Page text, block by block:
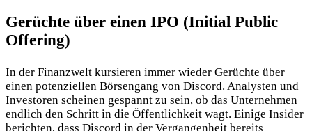
Gerüchte über einen IPO (Initial Public
Offering)
In der Finanzwelt kursieren immer wieder Gerüchte über
einen potenziellen Börsengang von Discord. Analysten und
Investoren scheinen gespannt zu sein, ob das Unternehmen
endlich den Schritt in die Öffentlichkeit wagt. Einige Insider
berichten, dass Discord in der Vergangenheit bereits